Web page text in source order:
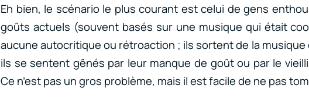
Eh bien, le scénario le plus courant est celui de gens
goûts actuels (souvent basés sur une musique qui était
aucune autocritique ou rétroaction ; ils sortent de la musique
ils se sentent gênés par leur manque de goût ou par le
Ce n’est pas un gros problème, mais il est facile de ne pas